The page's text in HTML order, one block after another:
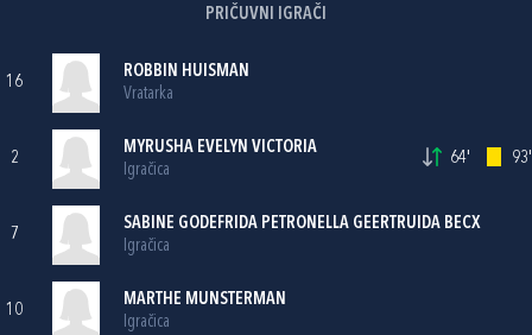
PRIČUVNI IGRAČI
16
ROBBIN HUISMAN
Vratarka
2
MYRUSHA EVELYN VICTORIA
Igračica
64' 93'
7
SABINE GODEFRIDA PETRONELLA GEERTRUIDA BECX
Igračica
10
MARTHE MUNSTERMAN
Igračica